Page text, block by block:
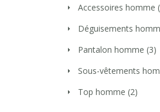
Accessoires homme
Déguisements
Pantalon homme (3)
Sous-vêtements
Top homme (2)